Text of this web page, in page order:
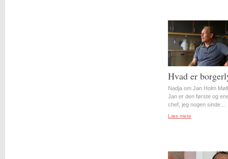
Hvad er
Nadja om Jan Holm
Jan er den første og
chef, jeg nogen sinde...
Læs mere